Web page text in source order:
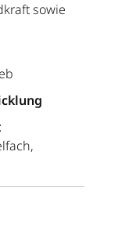
sowie